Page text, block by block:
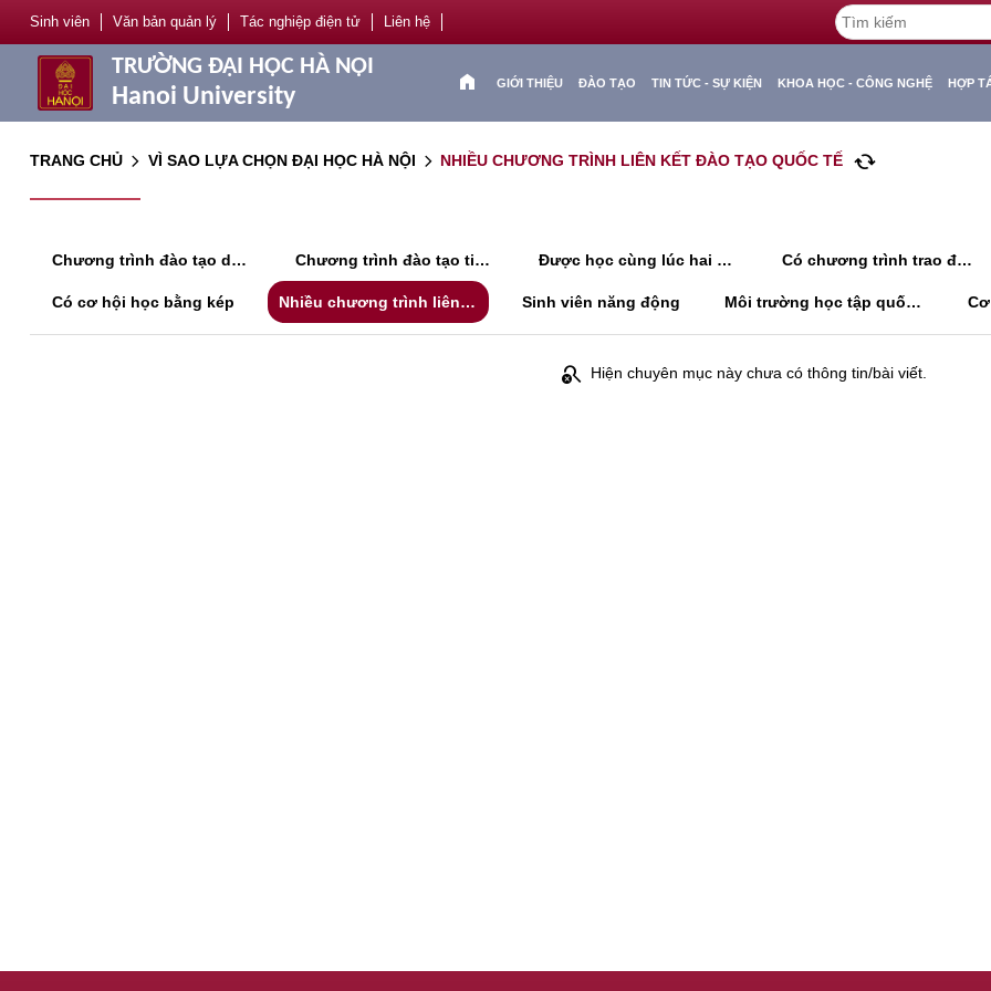
Sinh viên Văn bản quản lý Tác nghiệp điện tử Liên hệ
TRƯỜNG ĐẠI HỌC HÀ NỘI
Hanoi University
home GIỚI THIỆU ĐÀO TẠO TIN TỨC - SỰ KIỆN KHOA HỌC - CÔNG NGHỆ HỢP
TRANG CHỦ arrow_forward_ios VÌ SAO LỰA CHỌN ĐẠI HỌC HÀ NỘI arrow_forward_ios NHIỀU CHƯƠNG TRÌNH LIÊN KẾT ĐÀO TẠO QUỐC TẾ cached
Chương trình đào tạo dạy bằng Ngoại ngữ Chương trình đào tạo tiên tiến của nước ngoài Được học cùng lúc hai chương trình Có chương trình trao đổi với nước ngoài
Có cơ hội học bằng kép Nhiều chương trình liên kết đào tạo quốc tế Sinh viên năng động Môi trường học tập quốc tế đa văn hoá, thân thiện
search_off Hiện chuyên mục này chưa có thông tin/bài viết.